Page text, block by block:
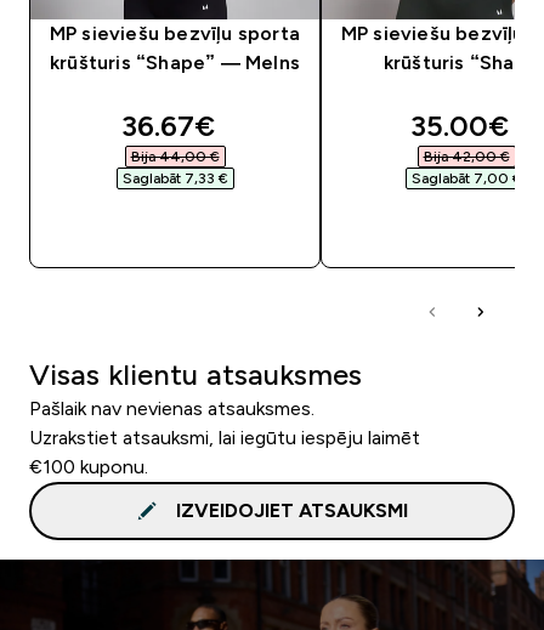
MP sieviešu bezvīļu sporta
krūšturis “Shape” — Melns
discounted price
36.67€‎
Bija 44,00 €‎
Saglabāt 7,33 €‎
MP sieviešu bezvīļu
krūšturis
35.00€‎
Bija 42,00 €‎
Saglabāt 7,00 €‎
Visas klientu atsauksmes
Pašlaik nav nevienas atsauksmes.
Uzrakstiet atsauksmi, lai iegūtu iespēju laimēt
€100 kuponu.
IZVEIDOJIET ATSAUKSMI